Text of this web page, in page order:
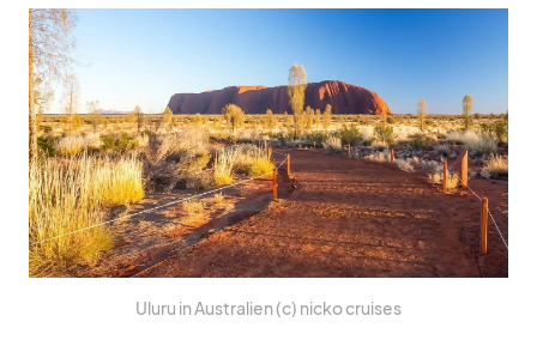
Ul­uru in Aus­tra­lien (c) nicko crui­ses